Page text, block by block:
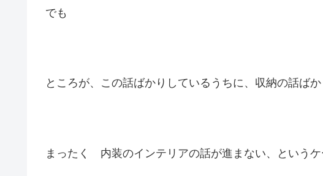
でも
ところが、この話ばかりしているうちに、収納の話ば
まったく 内装のインテリアの話が進まない、というケ